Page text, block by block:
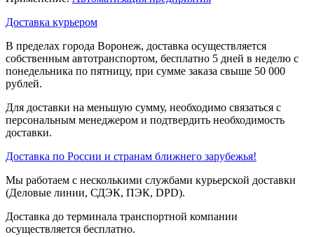
Доставка курьером
В пределах города Воронеж, доставка осуществляется
собственным автотранспортом, бесплатно 5 дней в неделю с
понедельника по пятницу, при сумме заказа свыше 50 000
рублей.
Для доставки на меньшую сумму, необходимо связаться с
персональным менеджером и подтвердить необходимость
доставки.
Доставка по России и странам ближнего зарубежья!
Мы работаем с несколькими службами курьерской доставки
(Деловые линии, СДЭК, ПЭК, DPD).
Доставка до терминала транспортной компании
осуществляется бесплатно.